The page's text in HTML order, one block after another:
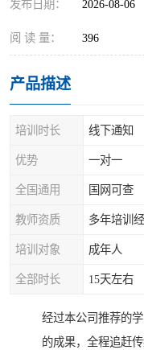
发布日期： 2026-08-06
阅 读 量： 396
产品描述
培训时长 线下通知
优势 一对一
全国通用 国网可查
教师资质 多年培训
培训对象 成年人
全部时长 15天左右
经过本公司推荐的
的成果，全程追赶